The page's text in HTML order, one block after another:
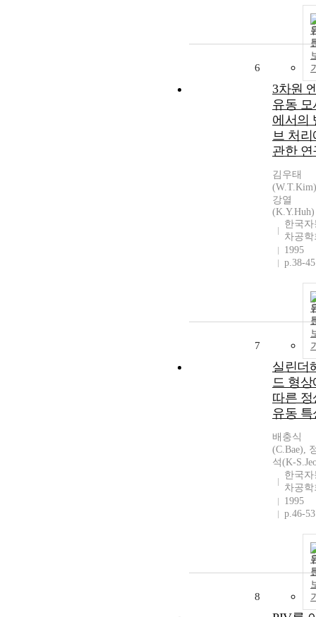
6
3차원
유동 모
에서의
브 처리
관한 연
김우태
강열
(K.Y.Huh)
한국자
차공학
1995
p.38-45
7
실린더
드 형상
따른 정
유동 특
배충식
(C.Bae),
석(K-
한국자
차공학
1995
p.46-53
8